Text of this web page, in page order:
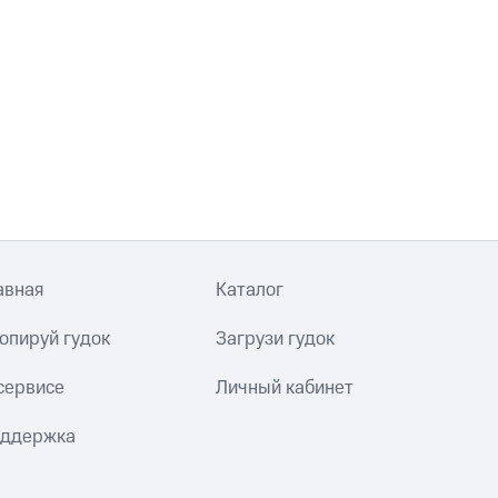
Каталог
гудок Загрузи гудок
Личный кабинет